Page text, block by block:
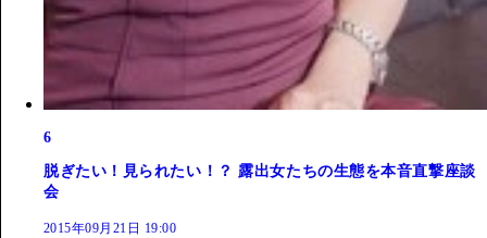
6
脱ぎたい！見られたい！？ 露出女たちの生態を本音直撃座談
会
2015年09月21日 19:00